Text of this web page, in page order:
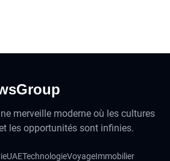
merveille moderne où les cultures
les opportunités sont infinies.
UAETechnologieVoyageImmobilier